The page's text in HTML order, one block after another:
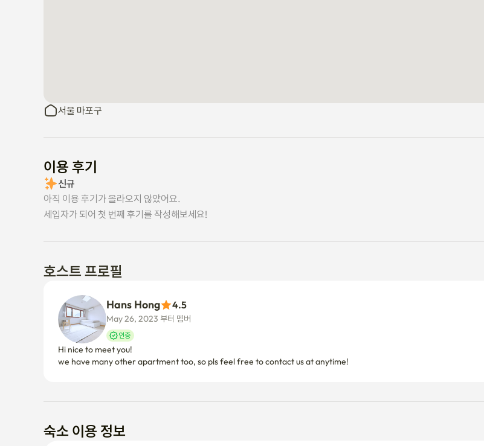
서울 마포구
이용 후기
신규
아직 이용 후기가 올라오지 않았어요.
세입자가 되어 첫 번째 후기를 작성해보세요!
호스트 프로필
Hans Hong 4.5
May 26, 2023 부터 멤버
인증
Hi nice to meet you!
we have many other apartment too, so pls feel free to contact us at anytime!
숙소 이용 정보